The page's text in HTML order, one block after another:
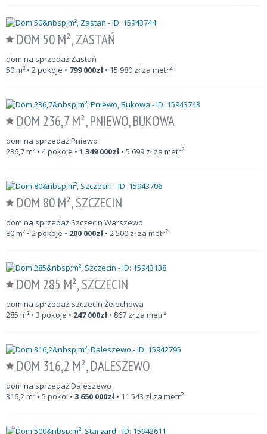
DOM 50 M², ZASTAŃ
dom na sprzedaż Zastań
50m² • 2 pokoje • 799 000zł • 15 980 zł za metr2
DOM 236,7 M², PNIEWO, BUKOWA
dom na sprzedaż Pniewo
236,7m² • 4 pokoje • 1 349 000zł • 5 699 zł za metr2
DOM 80 M², SZCZECIN
dom na sprzedaż Szczecin Warszewo
80m² • 2 pokoje • 200 000zł • 2 500 zł za metr2
DOM 285 M², SZCZECIN
dom na sprzedaż Szczecin Żelechowa
285 m² • 3 pokoje • 247 000zł • 867 zł za metr2
DOM 316,2 M², DALESZEWO
dom na sprzedaż Daleszewo
316,2m² • 5 pokoi • 3 650 000zł • 11 543 zł za metr2